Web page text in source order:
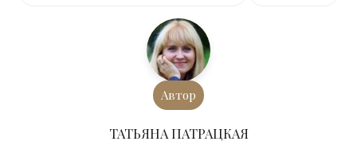
Автор
ТАТЬЯНА ПАТРАЦКАЯ